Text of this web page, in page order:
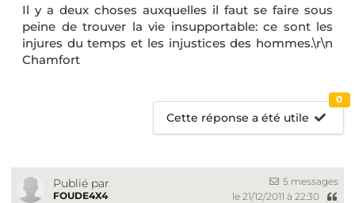
Il y a deux choses auxquelles il faut se faire sous
peine de trouver la vie insupportable: ce sont les
injures du temps et les injustices des hommes.\r\n
Chamfort
Cette réponse a été utile
0
Publié par
FOUDE4X4
5 messages
le 21/12/2011 à 22:30